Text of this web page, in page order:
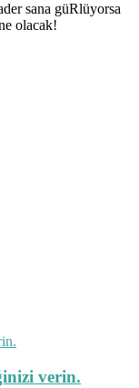
sana güRlüyorsa
olacak!
verin.